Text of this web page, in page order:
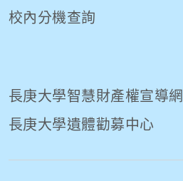
校內分機查詢
長庚大學智慧財產權宣導網
長庚大學遺體勸募中心